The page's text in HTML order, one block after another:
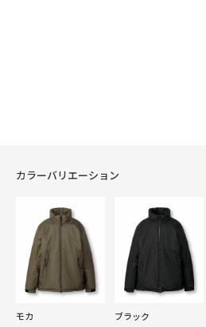
カラーバリエーション
モカ ブラック